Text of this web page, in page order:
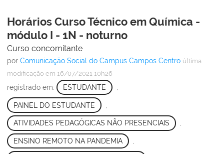
Horários Curso Técnico em Química -
módulo I - 1N - noturno
Curso concomitante
por Comunicação Social do Campus Campos Centro última
modificação em 16/07/2021 10h26
registrado em: ESTUDANTE
PAINEL DO ESTUDANTE
ATIVIDADES PEDAGÓGICAS NÃO PRESENCIAIS ,
ENSINO REMOTO NA PANDEMIA